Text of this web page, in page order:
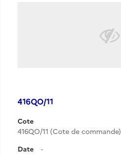
416QO/11
Cote
416QO/11 (Cote de commande)
Date
-